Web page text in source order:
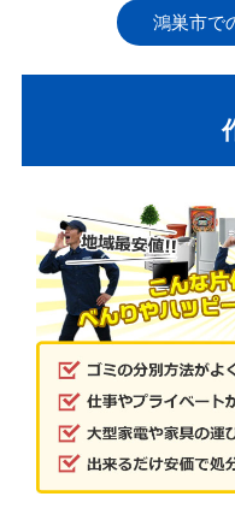
鴻巣市で